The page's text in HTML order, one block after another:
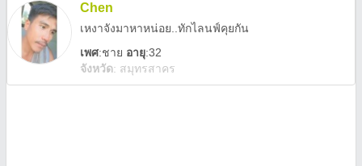
Chen
เหงาจังมาหาหน่อย..ทักไลนฟ์คุยกัน
เพศ:ชาย อายุ:32
จังหวัด: สมุทรสาคร